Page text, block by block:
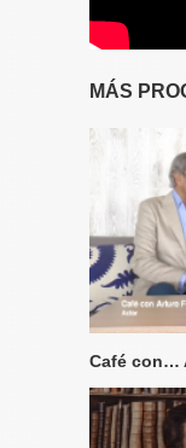
MÁS
Café con…